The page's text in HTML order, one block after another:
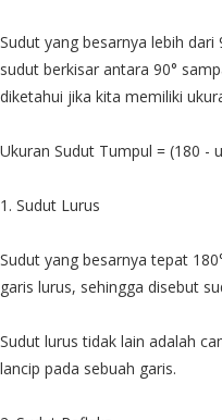
Sudut yang besarnya lebih
sudut berkisar antara 90°
diketahui jika kita memiliki
Ukuran Sudut Tumpul = (180 -
1. Sudut Lurus
Sudut yang besarnya tepat
garis lurus, sehingga disebut
Sudut lurus tidak lain adalah
lancip pada sebuah garis.